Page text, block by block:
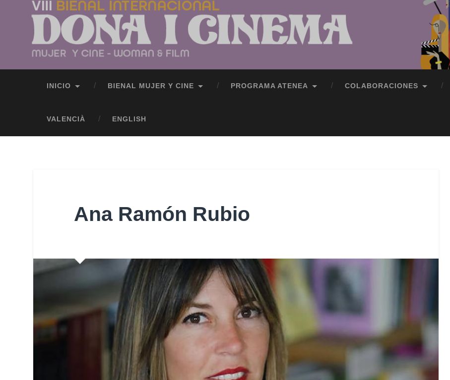
INICIO BIENAL MUJER Y CINE PROGRAMA ATENEA COLABORACIONES
VALENCIÀ ENGLISH
Ana Ramón Rubio